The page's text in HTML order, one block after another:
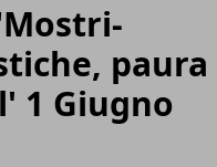
paura
1 Giugno